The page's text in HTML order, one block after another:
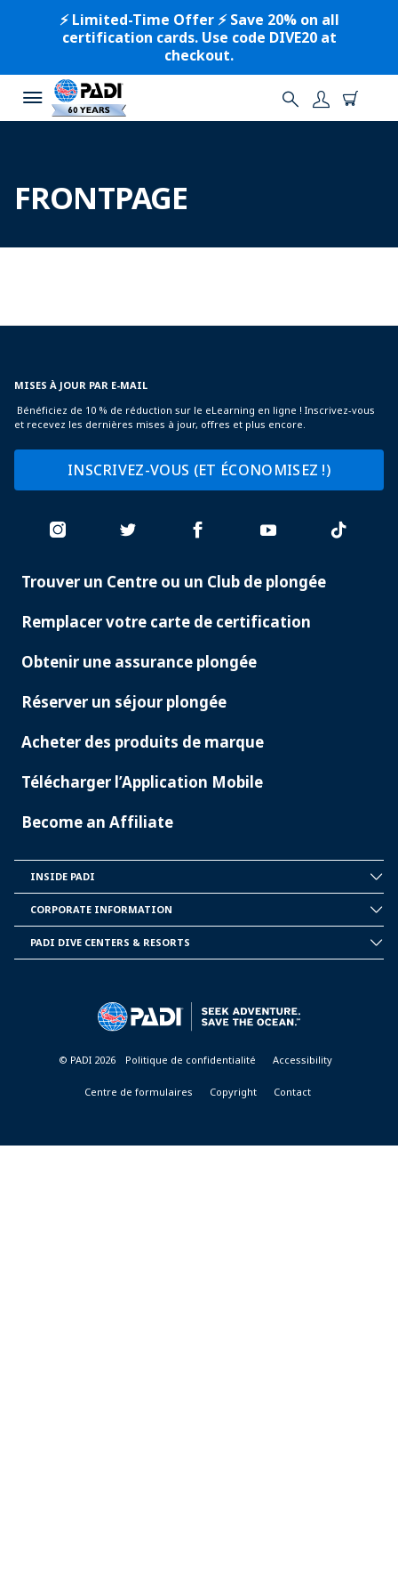
⚡️ Limited-Time Offer ⚡️ Save 20% on all
certification cards. Use code DIVE20 at
checkout.
FRONTPAGE
MISES À JOUR PAR E-MAIL
Bénéficiez de 10 % de réduction sur le eLearning en ligne ! Inscrivez-vous
et recevez les dernières mises à jour, offres et plus encore.
INSCRIVEZ-VOUS (ET ÉCONOMISEZ !)
PADI
Trouver un Centre ou un Club de plongée
Remplacer votre carte de certification
Obtenir une assurance plongée
Réserver un séjour plongée
Acheter des produits de marque
Télécharger l’Application Mobile
Become an Affiliate
PADI
INSIDE PADI
INFORMATION
CORPORATE INFORMATION
PADI DIVE CENTERS & RESORTS
© PADI 2026 Politique de confidentialité Accessibility
Centre de formulaires Copyright Contact